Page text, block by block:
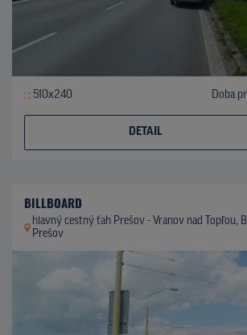
510x240 Doba
DETAIL
BILLBOARD
hlavný cestný ťah Prešov - Vranov nad Topľou,
Prešov